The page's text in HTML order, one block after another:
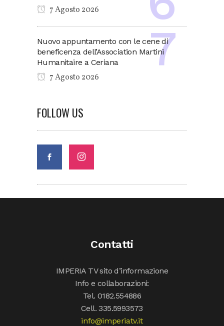
7 Agosto 2026
Nuovo appuntamento con le cene di
beneficenza dell’Association Martini
Humanitaire a Ceriana
7 Agosto 2026
FOLLOW US
Contatti
IMPERIA TV sito d’informazione
Info e collaborazioni:
Tel. 0182.554886
Cell. 335.5993573
info@imperiatv.it